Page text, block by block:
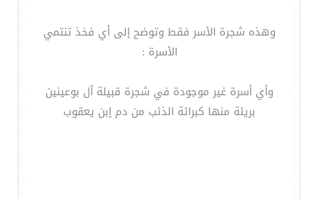
وهذه شجرة الأسر فقط وتوضح إلى أي فخذ تنتمي
الأسرة :
وأي أسرة غير موجودة في شجرة قبيلة آل بوعينين
بريئة منها كبرائة الذئب من دم إبن يعقوب